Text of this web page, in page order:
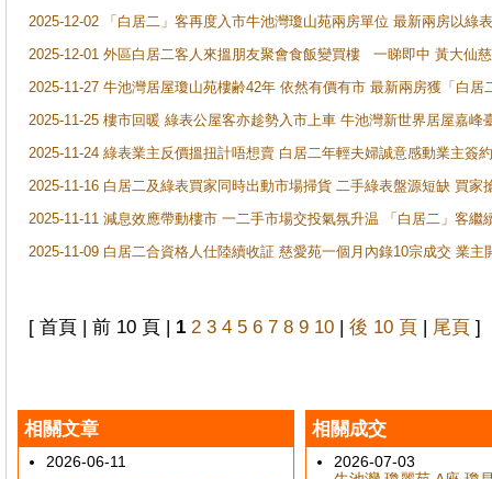
2025-12-02 「白居二」客再度入市牛池灣瓊山苑兩房單位 最新兩房以綠
2025-12-01 外區白居二客人來搵朋友聚會食飯變買樓 一睇即中 黃大仙
2025-11-27 牛池灣居屋瓊山苑樓齢42年 依然有價有市 最新兩房獲「白居
2025-11-25 樓市回暖 綠表公屋客亦趁勢入市上車 牛池灣新世界居屋嘉峰
2025-11-24 綠表業主反價搵扭計唔想賣 白居二年輕夫婦誠意感動業主簽
2025-11-16 白居二及綠表買家同時出動市場掃貨 二手綠表盤源短缺 買
2025-11-11 減息效應帶動樓市 一二手市場交投氣氛升温 「白居二」客
2025-11-09 白居二合資格人仕陸續收証 慈愛苑一個月內錄10宗成交 業
[ 首頁 | 前 10 頁 | 1 2 3 4 5 6 7 8 9 10 | 後 10 頁 | 尾頁 ]
相關文章
2026-06-11
相關成交
2026-07-03